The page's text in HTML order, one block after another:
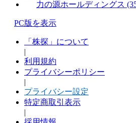
力の源ホールディングス
PC版を表示
「株探」について
|
利用規約
プライバシーポリシー
|
プライバシー設定
特定商取引表示
|